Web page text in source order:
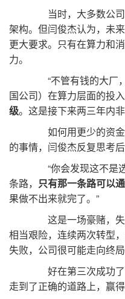
当时，大多数公司
架构。但闫俊杰认为，未
更大要求。只有在算力和
力。
“不管有钱的大厂
国公司）在算力层面的投
级。这是接下来两三年内
如何用更少的资金
的事情，闫俊杰反复思考
“你会发现这不是
条路， 只有那一条路可以
果做不出来就完了。”
这是一场豪赌，失
相当艰险，连续两次转型
失败，公司很可能走向终局
好在第三次成功了
走到了正确的道路上，赢得